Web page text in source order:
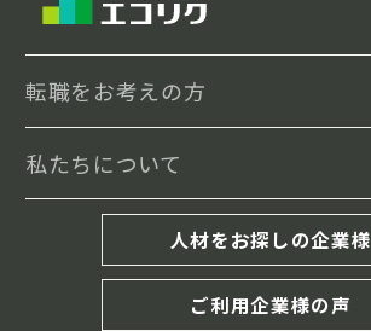
転職をお考えの方
求人検索
私たちについて
エコリクについて
転職成功までの流れ
人材をお探しの企業様
ご利用企業様の声